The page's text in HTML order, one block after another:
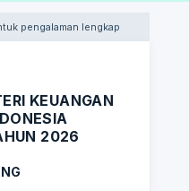
pengalaman lengkap
KEUANGAN
2026